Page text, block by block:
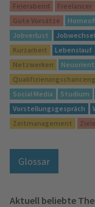
Feierabend
Freelancer
Gute Vorsätze
Jobverlust
Jobwechsel
Kurzarbeit
Lebenslauf
Netzwerken
Social Media
Studium
Vorstellungsgespräch
Zeitmanagement
Ziele
Glossar
Aktuell beliebte